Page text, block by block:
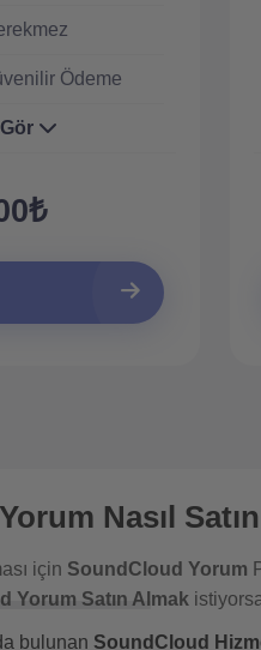
Ödeme
Nasıl Satın
için SoundCloud Yorum
Yorum Satın Al mak
bulunan SoundCloud